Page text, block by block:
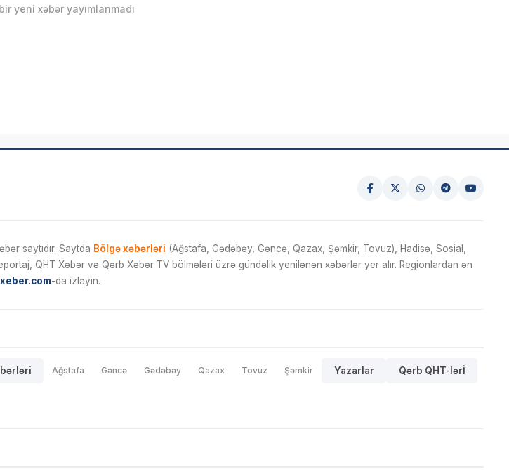
yeni xəbər yayımlanmadı
saytıdır. Saytda Bölgə xəbərləri (Ağstafa, Gədəbəy, Gəncə, Qazax, Şəmkir, Tovuz), Hadisə, Sosial,
QHT Xəbər və Qərb Xəbər TV bölmələri üzrə gündəlik yenilənən xəbərlər yer alır. Regionlardan ən
-da izləyin.
Ağstafa Gəncə Gədəbəy Qazax Tovuz Şəmkir Yazarlar Qərb QHT-lərİ